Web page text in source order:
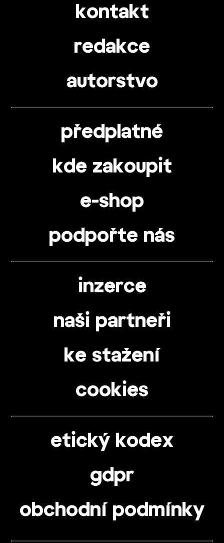
kontakt
redakce
autorstvo
předplatné
kde zakoupit
e-shop
podpořte nás
inzerce
naši partneři
ke stažení
cookies
etický kodex
gdpr
obchodní podmínky